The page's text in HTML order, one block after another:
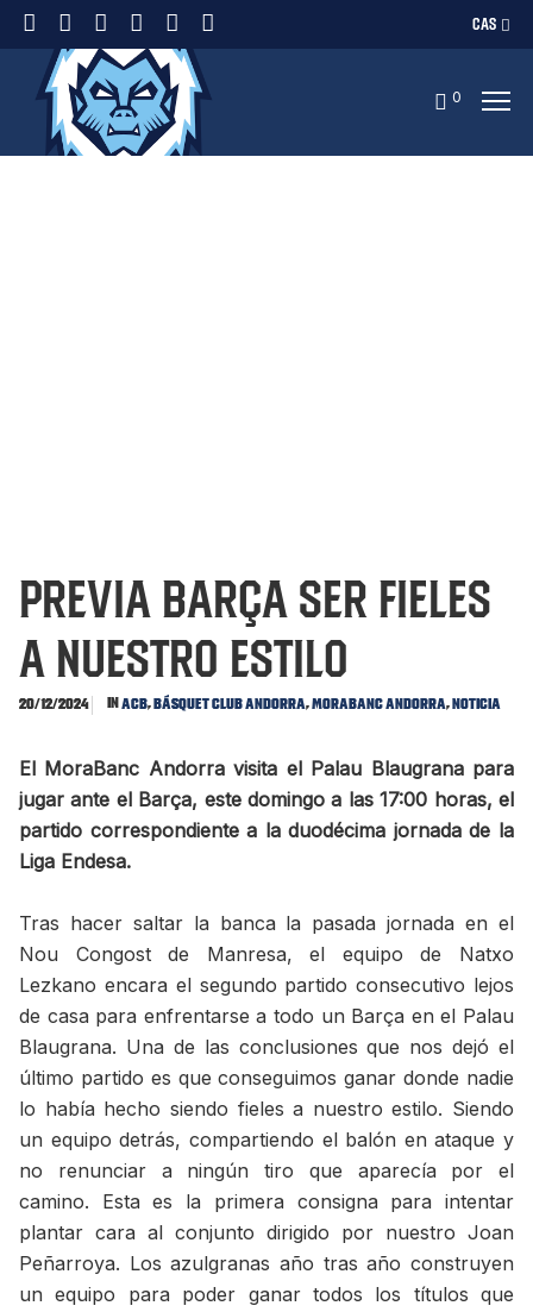
CAS
0
PREVIA BARÇA Ser fieles
a nuestro estilo
20/12/2024 InACB,Básquet Club Andorra,MoraBanc Andorra,Noticia
El MoraBanc Andorra visita el Palau Blaugrana para
jugar ante el Barça, este domingo a las 17:00 horas, el
partido correspondiente a la duodécima jornada de la
Liga Endesa.
Tras hacer saltar la banca la pasada jornada en el
Nou Congost de Manresa, el equipo de Natxo
Lezkano encara el segundo partido consecutivo lejos
de casa para enfrentarse a todo un Barça en el Palau
Blaugrana. Una de las conclusiones que nos dejó el
último partido es que conseguimos ganar donde nadie
lo había hecho siendo fieles a nuestro estilo. Siendo
un equipo detrás, compartiendo el balón en ataque y
no renunciar a ningún tiro que aparecía por el
camino. Esta es la primera consigna para intentar
plantar cara al conjunto dirigido por nuestro Joan
Peñarroya. Los azulgranas año tras año construyen
un equipo para poder ganar todos los títulos que